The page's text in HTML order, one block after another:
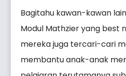
Bagitahu kawan-kawan
Modul Mathzier yang best
mereka juga tercari-cari
membantu anak-anak